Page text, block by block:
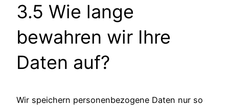
3.5 Wie lange
bewahren wir Ihre
Daten auf?
Wir speichern personenbezogene Daten nur so